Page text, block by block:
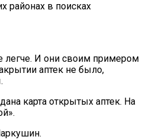
районах в поисках
легче. И они своим примером
аптек не было,
карта открытых аптек. На